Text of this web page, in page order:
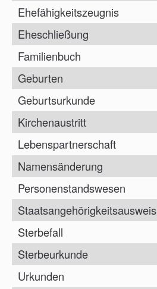
Ehefähigkeitszeugnis
Eheschließung
Familienbuch
Geburten
Geburtsurkunde
Kirchenaustritt
Lebenspartnerschaft
Namensänderung
Personenstandswesen
Staatsangehörigkeitsausweis
Sterbefall
Sterbeurkunde
Urkunden